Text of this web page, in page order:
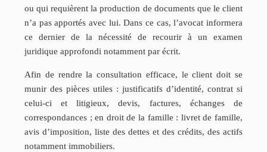
ou qui requièrent la production de documents que le client
n’a pas apportés avec lui. Dans ce cas, l’avocat informera
ce dernier de la nécessité de recourir à un examen
juridique approfondi notamment par écrit.
Afin de rendre la consultation efficace, le client doit se
munir des pièces utiles : justificatifs d’identité, contrat si
celui-ci et litigieux, devis, factures, échanges de
correspondances ; en droit de la famille : livret de famille,
avis d’imposition, liste des dettes et des crédits, des actifs
notamment immobiliers.